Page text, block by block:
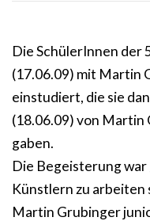
Die SchülerInnen
(17.06.09) mit Martin
einstudiert, die sie
(18.06.09) von Martin
gaben.
Die Begeisterung
Künstlern zu arbeiten
Martin Grubinger